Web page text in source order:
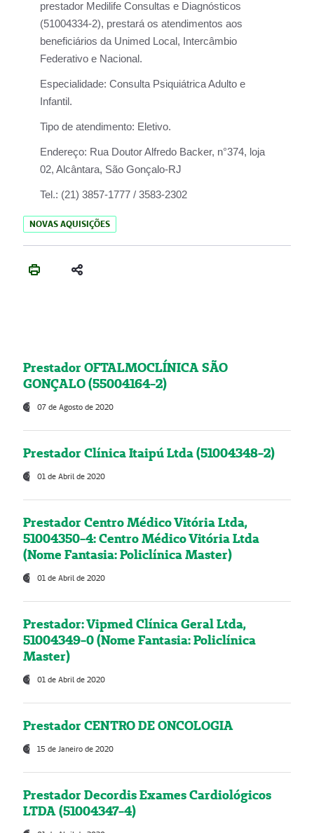
prestador Medilife Consultas e Diagnósticos
(51004334-2), prestará os atendimentos aos
beneficiários da Unimed Local, Intercâmbio
Federativo e Nacional.
Especialidade: Consulta Psiquiátrica Adulto e
Infantil.
Tipo de atendimento: Eletivo.
Endereço: Rua Doutor Alfredo Backer, n°374, loja
02, Alcântara, São Gonçalo-RJ
Tel.: (21) 3857-1777 / 3583-2302
NOVAS AQUISIÇÕES
Prestador OFTALMOCLÍNICA SÃO
GONÇALO (55004164-2)
07 de Agosto de 2020
Prestador Clínica Itaipú Ltda (51004348-2)
01 de Abril de 2020
Prestador Centro Médico Vitória Ltda,
51004350-4: Centro Médico Vitória Ltda
(Nome Fantasia: Policlínica Master)
01 de Abril de 2020
Prestador: Vipmed Clínica Geral Ltda,
51004349-0 (Nome Fantasia: Policlínica
Master)
01 de Abril de 2020
Prestador CENTRO DE ONCOLOGIA
15 de Janeiro de 2020
Prestador Decordis Exames Cardiológicos
LTDA (51004347-4)